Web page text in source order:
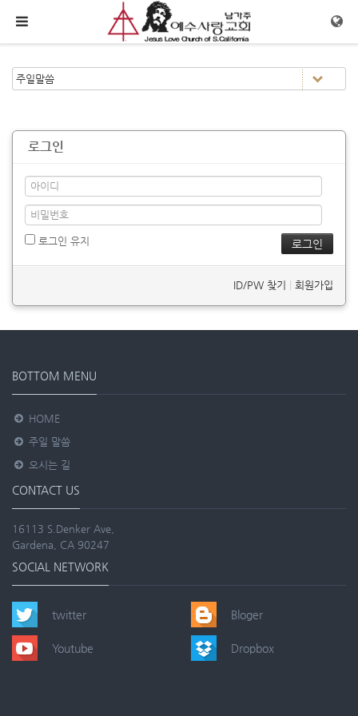
메뉴 건너뛰기
로그인
로그인 유지
ID/PW 찾기 회원가입
BOTTOM MENU
HOME
주일 말씀
오시는 길
CONTACT US
16113 S.Denker Ave,
Gardena, CA 90247
SOCIAL NETWORK
twitter
Youtube
Bloger
Dropbox